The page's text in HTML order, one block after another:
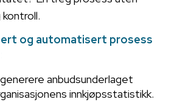
og automatisert prosess
anbudsunderlaget
innkjøpsstatistikk.